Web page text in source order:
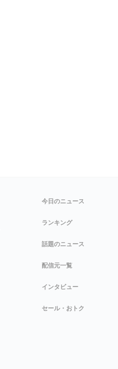
今日のニュース
ランキング
話題のニュース
配信元一覧
インタビュー
セール・おトク